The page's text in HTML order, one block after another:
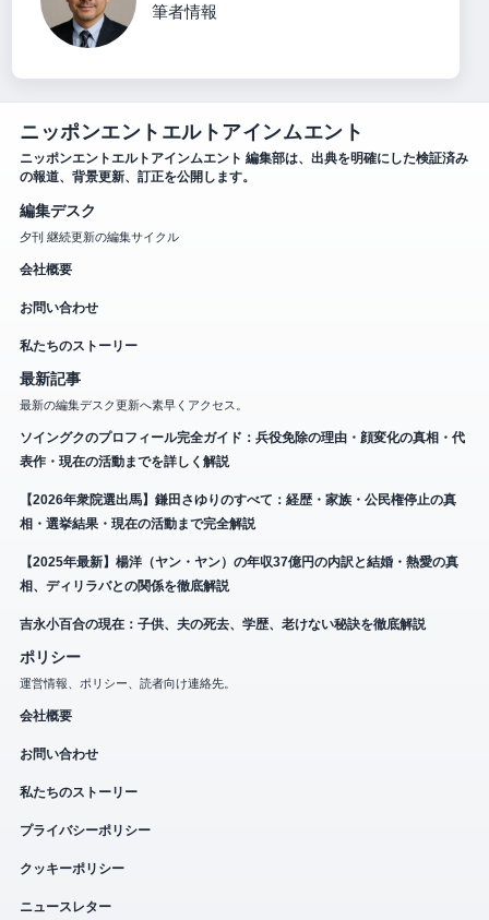
筆者情報
ニッポンエントエルトアインムエント
ニッポンエントエルトアインムエント 編集部は、出典を明確にした検証済み
の報道、背景更新、訂正を公開します。
編集デスク
夕刊 継続更新の編集サイクル
会社概要
お問い合わせ
私たちのストーリー
最新記事
最新の編集デスク更新へ素早くアクセス。
ソイングクのプロフィール完全ガイド：兵役免除の理由・顔変化の真相・代
表作・現在の活動までを詳しく解説
【2026年衆院選出馬】鎌田さゆりのすべて：経歴・家族・公民権停止の真
相・選挙結果・現在の活動まで完全解説
【2025年最新】楊洋（ヤン・ヤン）の年収37億円の内訳と結婚・熱愛の真
相、ディリラバとの関係を徹底解説
吉永小百合の現在：子供、夫の死去、学歴、老けない秘訣を徹底解説
ポリシー
運営情報、ポリシー、読者向け連絡先。
会社概要
お問い合わせ
私たちのストーリー
プライバシーポリシー
クッキーポリシー
ニュースレター